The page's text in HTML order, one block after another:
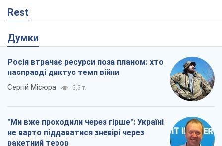
Rest
Думки
Росія втрачає ресурси поза планом: хто
насправді диктує темп війни
Сергій Місюра 5,5 т.
"Ми вже проходили через гірше": Україні
не варто піддаватися зневірі через
ракетний терор